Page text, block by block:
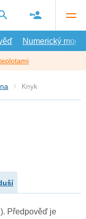
Numerický model
Knyk
Předpověď je